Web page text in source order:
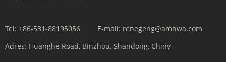
Tel: +86-531-88195056 E-mail: renegeng@amhwa.com
Adres: Huanghe Road, Binzhou, Shandong, Chiny